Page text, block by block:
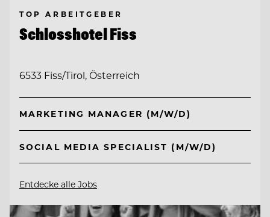
TOP ARBEITGEBER
Schlosshotel Fiss
6533 Fiss/Tirol, Österreich
MARKETING MANAGER (M/W/D)
SOCIAL MEDIA SPECIALIST (M/W/D)
Entdecke alle Jobs